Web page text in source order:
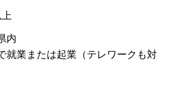
上
内
就業または起業（テレワークも対